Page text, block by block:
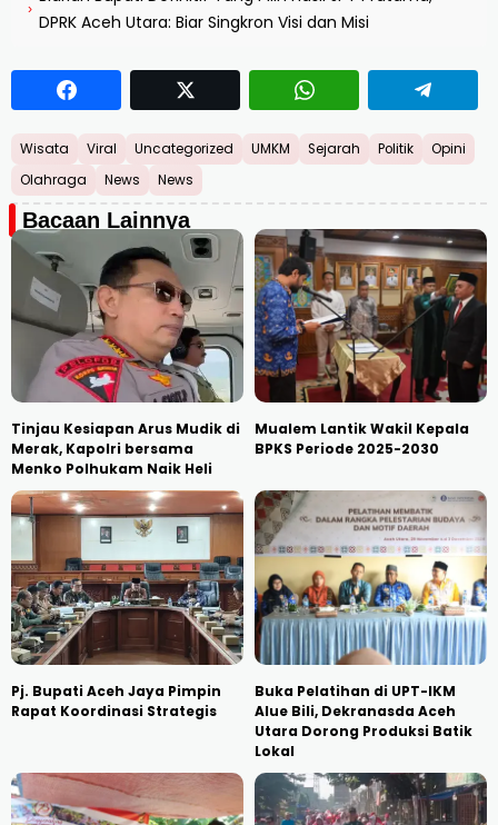
›
DPRK Aceh Utara: Biar Singkron Visi dan Misi
Wisata Viral Uncategorized UMKM Sejarah Politik
Opini
Olahraga
News News
Bacaan Lainnya
Tinjau Kesiapan Arus Mudik di
Merak, Kapolri bersama
Menko Polhukam Naik Heli
Mualem Lantik Wakil Kepala
BPKS Periode 2025-2030
Pj. Bupati Aceh Jaya Pimpin
Rapat Koordinasi Strategis
Buka Pelatihan di UPT-IKM
Alue Bili, Dekranasda Aceh
Utara Dorong Produksi Batik
Lokal